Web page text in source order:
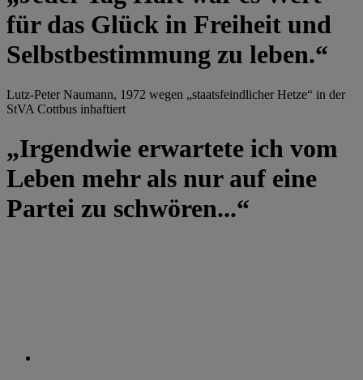
für das Glück in Freiheit und
Selbstbestimmung zu leben.“
Lutz-Peter Naumann, 1972 wegen „staatsfeindlicher Hetze“ in der
StVA Cottbus inhaftiert
„Irgendwie erwartete ich vom
Leben mehr als nur auf eine
Partei zu schwören...“